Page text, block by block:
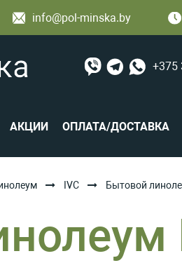
info@pol-minska.by
+375
АКЦИИ ОПЛАТА/ДОСТАВКА
IVC Бытовой